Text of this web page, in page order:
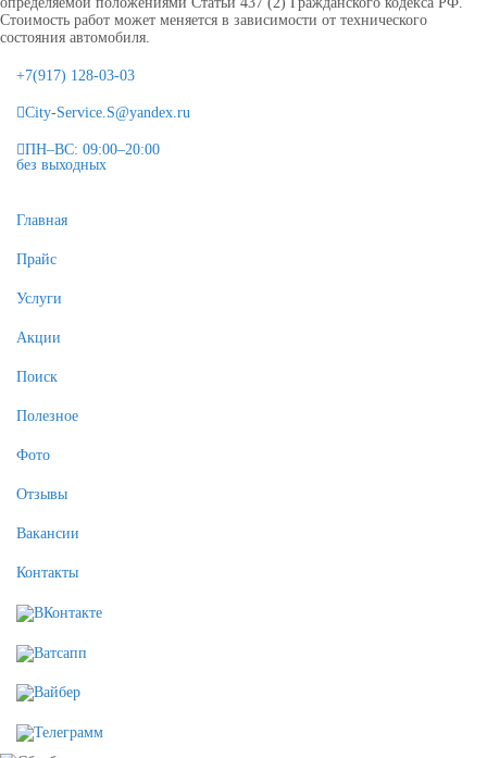
Стоимость работ может меняется в зависимости от технического
состояния автомобиля.
+7(917) 128-03-03
City-Service.S@yandex.ru
ПН–ВС: 09:00–20:00
без выходных
Главная
Прайс
Услуги
Акции
Поиск
Полезное
Фото
Отзывы
Вакансии
Контакты